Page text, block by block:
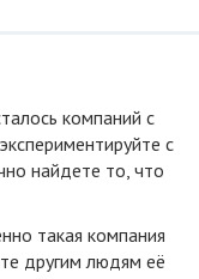
компаний с
с
найдете то, что
такая компания
другим людям её